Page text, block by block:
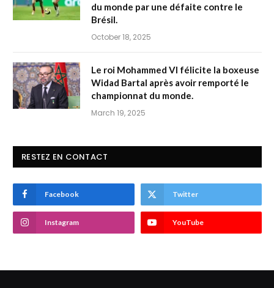
du monde par une défaite contre le
Brésil.
October 18, 2025
Le roi Mohammed VI félicite la boxeuse
Widad Bartal après avoir remporté le
championnat du monde.
March 19, 2025
RESTEZ EN CONTACT
Facebook Twitter
Instagram YouTube